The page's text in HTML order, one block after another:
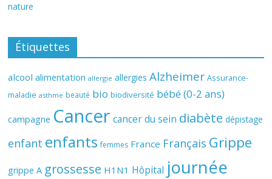
nature
Étiquettes
alcool alimentation allergie allergies Alzheimer Assurance-
maladie asthme beauté bio biodiversité bébé (0-2 ans)
campagne Cancer cancer du sein diabète dépistage
enfant enfants femmes France Français Grippe
grippe A grossesse H1N1 Hôpital journée